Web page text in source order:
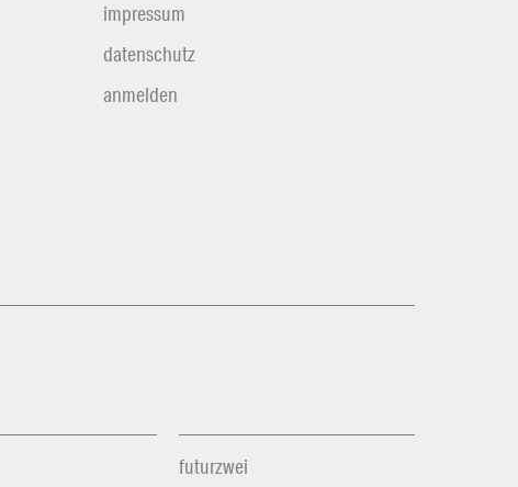
impressum
datenschutz
anmelden
futurzwei